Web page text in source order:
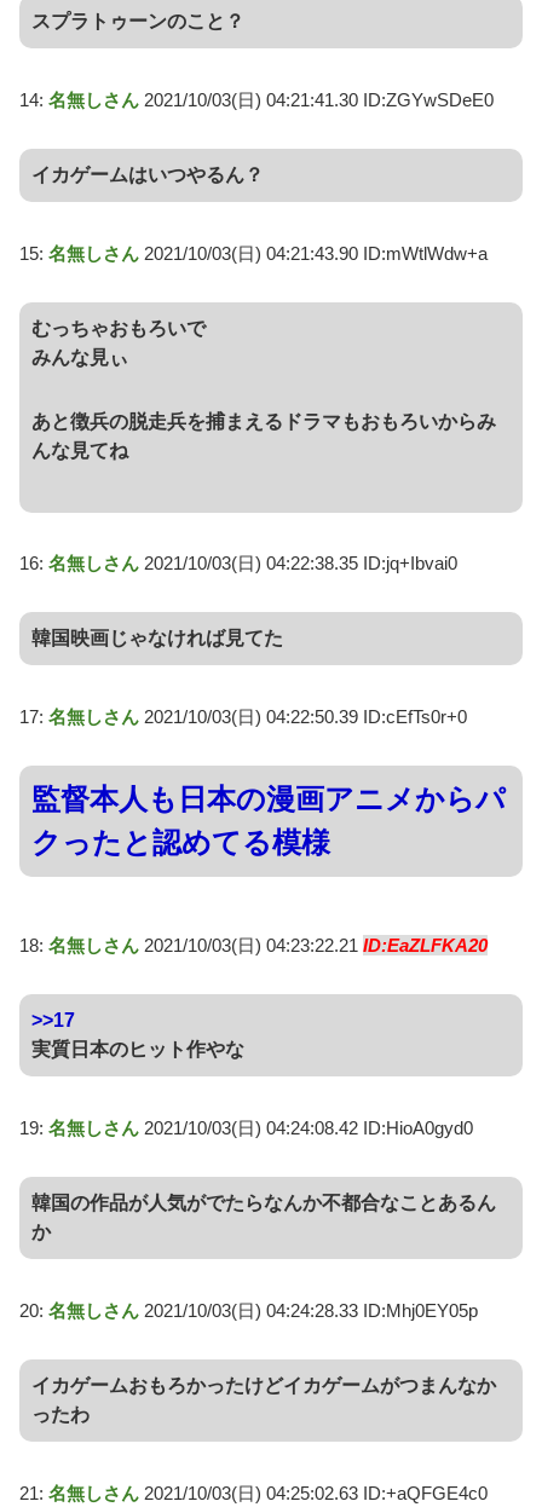
スプラトゥーンのこと？
14: 名無しさん 2021/10/03(日) 04:21:41.30 ID:ZGYwSDeE0
イカゲームはいつやるん？
15: 名無しさん 2021/10/03(日) 04:21:43.90 ID:mWtlWdw+a
むっちゃおもろいで
みんな見ぃ
あと徴兵の脱走兵を捕まえるドラマもおもろいからみ
んな見てね
16: 名無しさん 2021/10/03(日) 04:22:38.35 ID:jq+Ibvai0
韓国映画じゃなければ見てた
17: 名無しさん 2021/10/03(日) 04:22:50.39 ID:cEfTs0r+0
監督本人も日本の漫画アニメからパ
クったと認めてる模様
18: 名無しさん 2021/10/03(日) 04:23:22.21 ID:EaZLFKA20
>>17
実質日本のヒット作やな
19: 名無しさん 2021/10/03(日) 04:24:08.42 ID:HioA0gyd0
韓国の作品が人気がでたらなんか不都合なことあるん
か
20: 名無しさん 2021/10/03(日) 04:24:28.33 ID:Mhj0EY05p
イカゲームおもろかったけどイカゲームがつまんなか
ったわ
21: 名無しさん 2021/10/03(日) 04:25:02.63 ID:+aQFGE4c0